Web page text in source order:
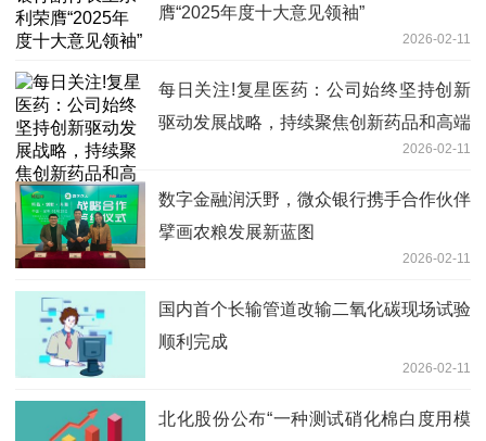
膺“2025年度十大意见领袖”
2026-02-11
每日关注!复星医药：公司始终坚持创新
驱动发展战略，持续聚焦创新药品和高端
2026-02-11
数字金融润沃野，微众银行携手合作伙伴
擘画农粮发展新蓝图
2026-02-11
国内首个长输管道改输二氧化碳现场试验
顺利完成
2026-02-11
北化股份公布“一种测试硝化棉白度用模